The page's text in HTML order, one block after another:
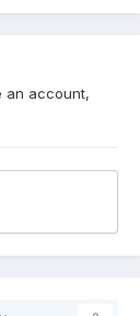
an account,